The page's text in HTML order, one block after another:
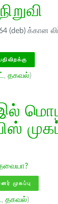
(deb) க்கான
, தகவல்)
முகப்பு
, தகவல்)